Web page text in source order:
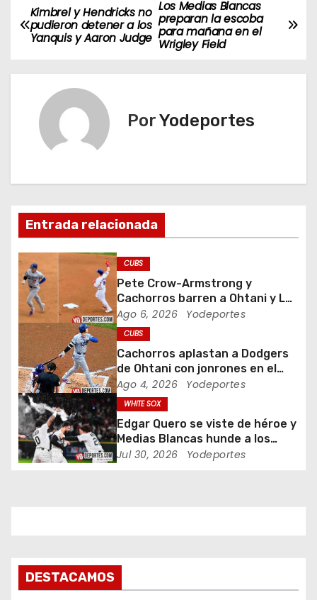
N
a
v
c
ó
n
d
e
e
n
t
r
s
Los Medias Blancas
preparan la escoba
para mañana en el
Wrigley Field
Kimbrel y Hendricks no
pudieron detener a los
Yanquis y Aaron Judge
PorYodeportes
Entrada relacionada
CUBS
Pete Crow-Armstrong y
Cachorros barren a Ohtani y Los
Dodgers
Ago 6, 2026 Yodeportes
CUBS
Cachorros aplastan a Dodgers
de Ohtani con jonrones en el
Wrigley Field
Ago 4, 2026 Yodeportes
WHITE SOX
Edgar Quero se viste de héroe y
Medias Blancas hunde a los
Yankees de Nueva York en doce
Jul 30, 2026 Yodeportes
DESTACAMOS